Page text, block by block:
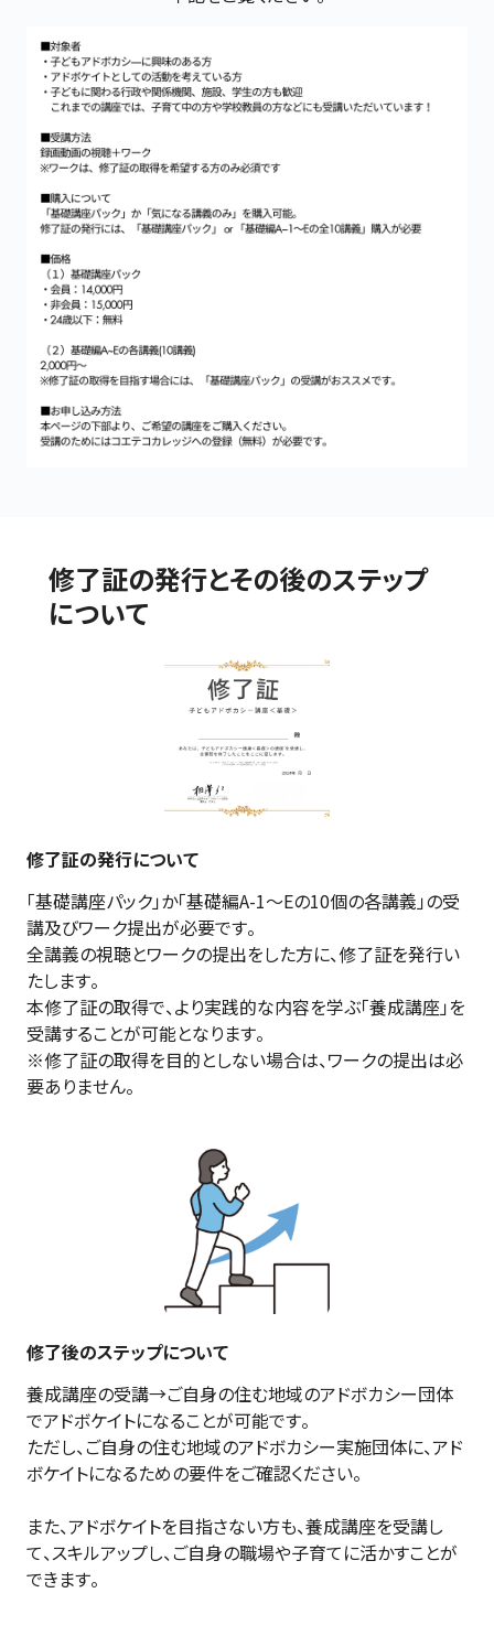
修了証の発行とその後のステップ
について
修了証の発行について
「基礎講座パック」か「基礎編A-1～Eの10個の各講義」の受
講及びワーク提出が必要です。
全講義の視聴とワークの提出をした方に、修了証を発行い
たします。
本修了証の取得で、より実践的な内容を学ぶ「養成講座」を
受講することが可能となります。
※修了証の取得を目的としない場合は、ワークの提出は必
要ありません。
修了後のステップについて
養成講座の受講→ご自身の住む地域のアドボカシー団体
でアドボケイトになることが可能です。
ただし、ご自身の住む地域のアドボカシー実施団体に、アド
ボケイトになるための要件をご確認ください。
また、アドボケイトを目指さない方も、養成講座を受講し
て、スキルアップし、ご自身の職場や子育てに活かすことが
できます。